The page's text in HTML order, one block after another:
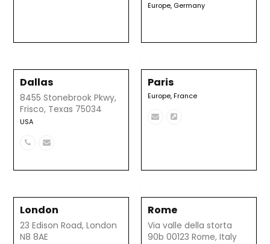
Europe, Germany
Dallas
8455 Stonebrook Pkwy,
Frisco, Texas 75034
USA
NúmeroCorreo
Paris
Europe,France
CorreoPágina
London
23 Edison Road, London
N8 8AE
Rome
Via valle della storta
90b 00123 Rome, Italy